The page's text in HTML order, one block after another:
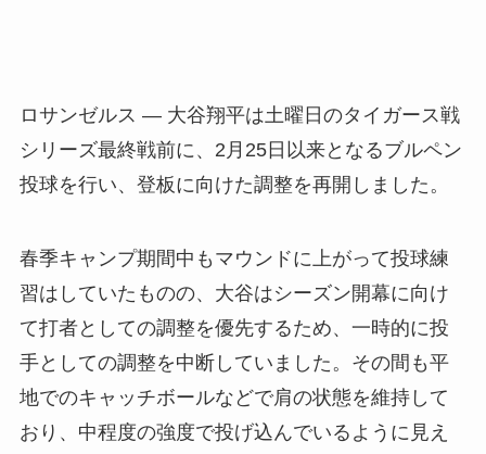
ロサンゼルス — 大谷翔平は土曜日のタイガース戦
シリーズ最終戦前に、2月25日以来となるブルペン
投球を行い、登板に向けた調整を再開しました。
春季キャンプ期間中もマウンドに上がって投球練
習はしていたものの、大谷はシーズン開幕に向け
て打者としての調整を優先するため、一時的に投
手としての調整を中断していました。その間も平
地でのキャッチボールなどで肩の状態を維持して
おり、中程度の強度で投げ込んでいるように見え